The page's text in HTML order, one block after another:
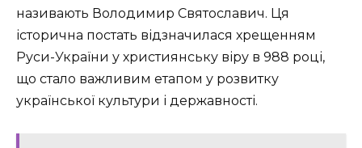
називають Володимир Святославич. Ця
історична постать відзначилася хрещенням
Руси-України у християнську віру в 988 році,
що стало важливим етапом у розвитку
української культури і державності.